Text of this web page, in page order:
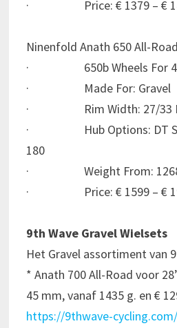
· Price: € 1379 – €
Ninenfold Anath 650 All-
· 650b Wheels For 45/
· Made For: Gravel
· Rim Width: 27/33
· Hub Options: DT
180
· Weight From: 1268
· Price: € 1599 – €
9th Wave Gravel Wielsets
Het Gravel assortiment van
* Anath 700 All-Road voor
45 mm, vanaf 1435 g. en €
https://9thwave-